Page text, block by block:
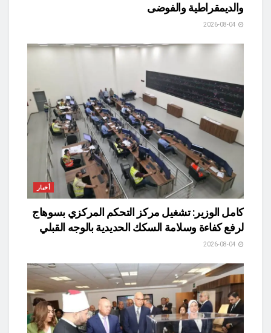
والديمقراطية والفوضى
أخبار
كامل الوزير: تشغيل مركز التحكم المركزي بسوهاج
لرفع كفاءة وسلامة السكك الحديدية بالوجه القبلي